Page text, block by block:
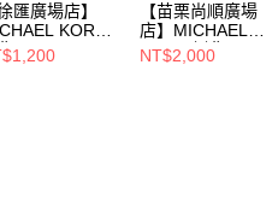
匯廣場店】
KORS/
30H9GCDM1L
【苗栗尚順廣場
店】MICHAEL
KORS/側背
包//35s2g7zc5l
NT$2,000